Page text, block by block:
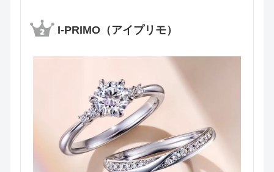
I-PRIMO（アイプリモ）